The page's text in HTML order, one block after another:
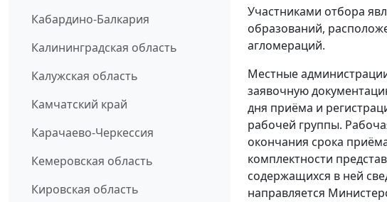
Кабардино-Балкария
Калининградская область
Калужская область
Камчатский край
Карачаево-Черкессия
Кемеровская область
Кировская область
Участниками отбора
образований,
агломераций.
Местные
заявочную
дня приёма и
рабочей группы.
окончания срока
комплектности
содержащихся в ней
направляется